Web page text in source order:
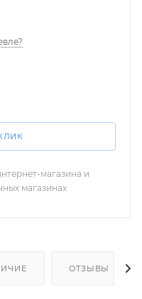
магазина и
магазинах
ОТЗЫВЫ